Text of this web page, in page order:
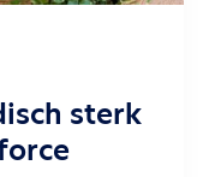
sterk